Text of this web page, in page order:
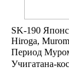
SK-190
Hiroga,
Период
Учигатана-